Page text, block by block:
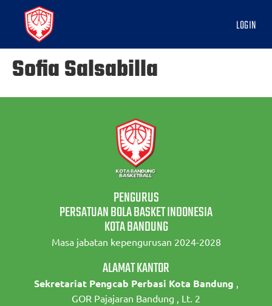
LOGIN
Sofia Salsabilla
PENGURUS
PERSATUAN BOLA BASKET INDONESIA
KOTA BANDUNG
Masa jabatan kepengurusan 2024-2028
ALAMAT KANTOR
Sekretariat Pengcab Perbasi Kota Bandung ,
GOR Pajajaran Bandung , Lt. 2